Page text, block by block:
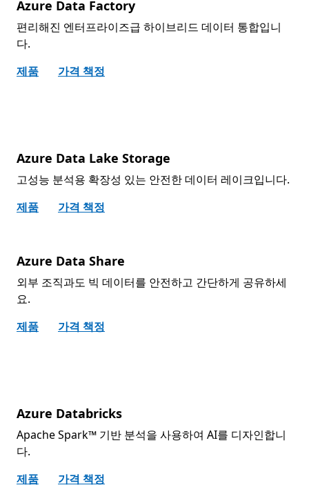
Azure Data Factory
편리해진 엔터프라이즈급 하이브리드 데이터 통합입니
다.
제품
가격 책정
Azure Data Lake Storage
고성능 분석용 확장성 있는 안전한 데이터 레이크입니다.
제품
가격 책정
Azure Data Share
외부 조직과도 빅 데이터를 안전하고 간단하게 공유하세
요.
제품
가격 책정
Azure Databricks
Apache Spark™ 기반 분석을 사용하여 AI를 디자인합니
다.
제품
가격 책정